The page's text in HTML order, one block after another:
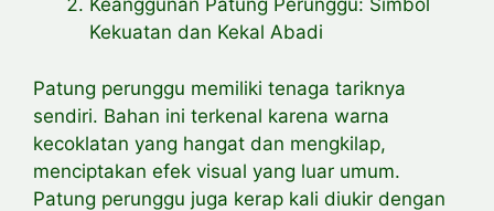
Keanggunan Patung Perunggu: Simbol
Kekuatan dan Kekal Abadi
Patung perunggu memiliki tenaga tariknya
sendiri. Bahan ini terkenal karena warna
kecoklatan yang hangat dan mengkilap,
menciptakan efek visual yang luar umum.
Patung perunggu juga kerap kali diukir dengan